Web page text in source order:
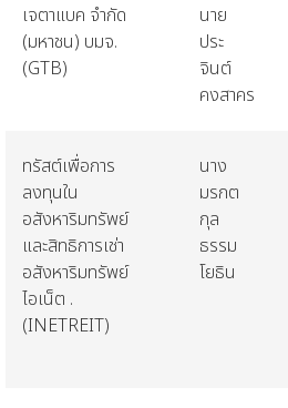
เจตาแบค จำกัด
(มหาชน) บมจ.
(GTB)
นาย
ประ
จินต์
คงสาคร
ทรัสต์เพื่อการ
ลงทุนใน
อสังหาริมทรัพย์
และสิทธิการเช่า
อสังหาริมทรัพย์
ไอเน็ต .
(INETREIT)
นาง
มรกต
กุล
ธรรม
โยธิน